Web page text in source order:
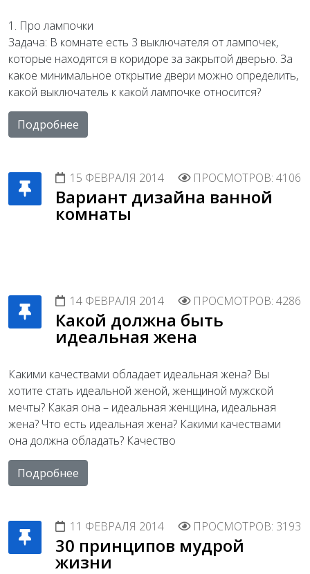
1. Про лампочки
Задача: В комнате есть 3 выключателя от лампочек,
которые находятся в коридоре за закрытой дверью. За
какое минимальное открытие двери можно определить,
какой выключатель к какой лампочке относится?
Подробнее
15 ФЕВРАЛЯ 2014 ПРОСМОТРОВ: 4106
Вариант дизайна ванной
комнаты
14 ФЕВРАЛЯ 2014 ПРОСМОТРОВ: 4286
Какой должна быть
идеальная жена
Какими качествами обладает идеальная жена? Вы
хотите стать идеальной женой, женщиной мужской
мечты? Какая она – идеальная женщина, идеальная
жена? Что есть идеальная жена? Какими качествами
она должна обладать? Качество
Подробнее
11 ФЕВРАЛЯ 2014 ПРОСМОТРОВ: 3193
30 принципов мудрой
жизни